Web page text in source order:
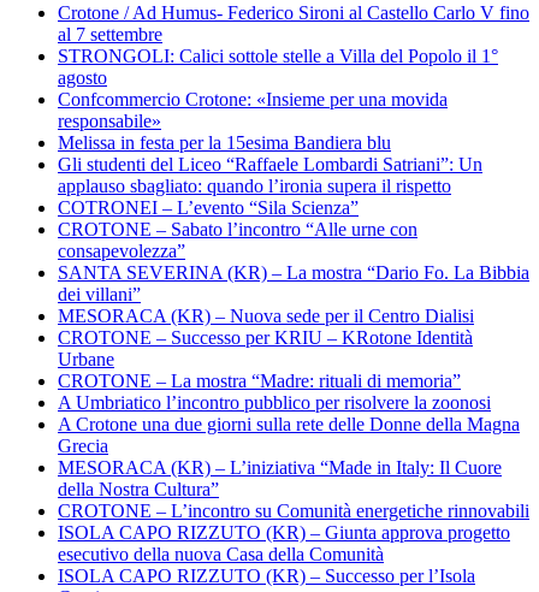
Crotone / Ad Humus- Federico Sironi al Castello Carlo V fino
al 7 settembre
STRONGOLI: Calici sottole stelle a Villa del Popolo il 1°
agosto
Confcommercio Crotone: «Insieme per una movida
responsabile»
Melissa in festa per la 15esima Bandiera blu
Gli studenti del Liceo “Raffaele Lombardi Satriani”: Un
applauso sbagliato: quando l’ironia supera il rispetto
COTRONEI – L’evento “Sila Scienza”
CROTONE – Sabato l’incontro “Alle urne con
consapevolezza”
SANTA SEVERINA (KR) – La mostra “Dario Fo. La Bibbia
dei villani”
MESORACA (KR) – Nuova sede per il Centro Dialisi
CROTONE – Successo per KRIU – KRotone Identità
Urbane
CROTONE – La mostra “Madre: rituali di memoria”
A Umbriatico l’incontro pubblico per risolvere la zoonosi
A Crotone una due giorni sulla rete delle Donne della Magna
Grecia
MESORACA (KR) – L’iniziativa “Made in Italy: Il Cuore
della Nostra Cultura”
CROTONE – L’incontro su Comunità energetiche rinnovabili
ISOLA CAPO RIZZUTO (KR) – Giunta approva progetto
esecutivo della nuova Casa della Comunità
ISOLA CAPO RIZZUTO (KR) – Successo per l’Isola